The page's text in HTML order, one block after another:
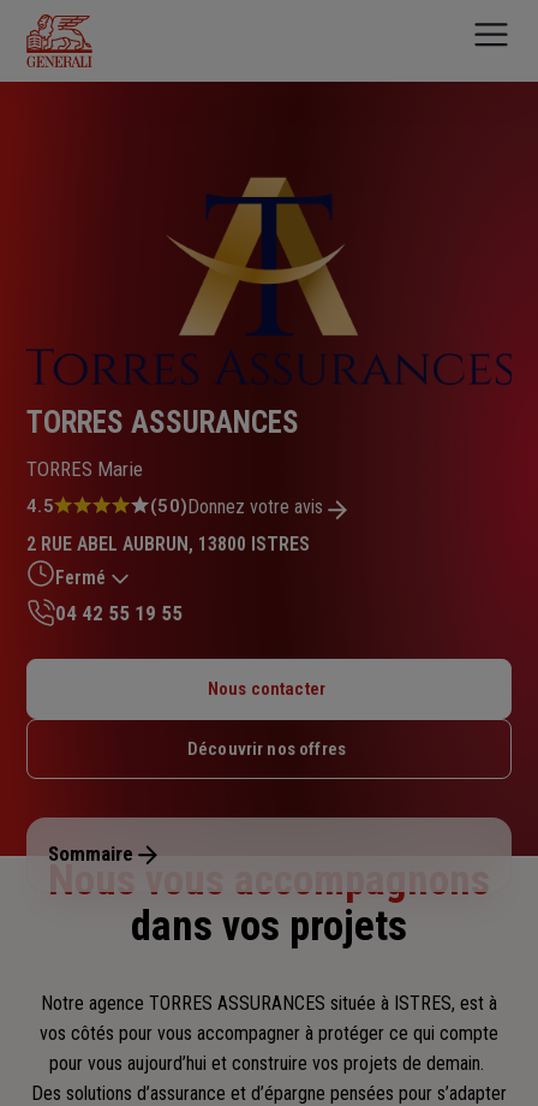
contenu
principal
TORRES ASSURANCES
TORRES Marie
Note
4.5
sur
5
étoiles
4.5 (50)Donnez votre avis
2 RUE ABEL AUBRUN, 13800 ISTRES
Fermé
Mardi : 09h – 12h / 14h – 17h
Jeudi : 09h – 12h / 14h – 17h
Dimanche : Fermé
04 42 55 19 55
Nous contacter
Découvrir nos offres
Sommaire
Nous vous accompagnons
dans vos projets
Notre agence TORRES ASSURANCES située à ISTRES, est à
vos côtés pour vous accompagner à protéger ce qui compte
pour vous aujourd’hui et construire vos projets de demain.
Des solutions d’assurance et d’épargne pensées pour s’adapter